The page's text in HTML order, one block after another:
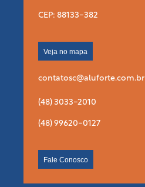
CEP: 88133-382
Veja no mapa
contatosc@aluforte.com.br
(48) 3033-2010
(48) 99620-0127
Fale Conosco